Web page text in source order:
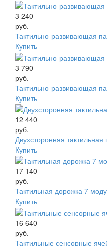
3 240
руб.
Тактильно-развивающая
Купить
3 790
руб.
Тактильно-развивающая
Купить
12 440
руб.
Двухсторонняя
Купить
17 140
руб.
Тактильная дорожка 7
Купить
16 640
руб.
Тактильные сенсорные